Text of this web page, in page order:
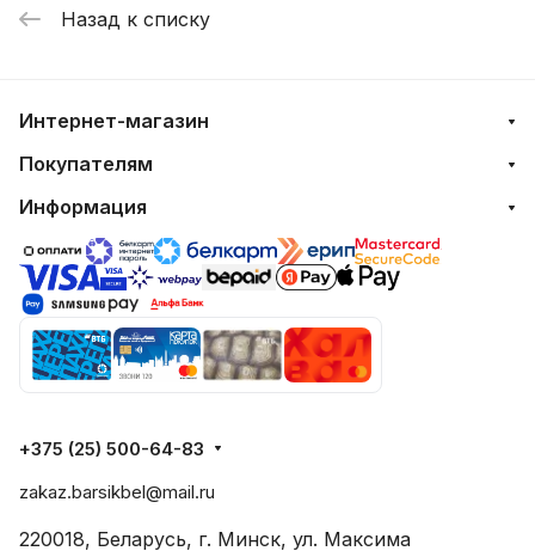
Назад к списку
Интернет-магазин
Покупателям
Информация
+375 (25) 500-64-83
zakaz.barsikbel@mail.ru
220018, Беларусь, г. Минск, ул. Максима